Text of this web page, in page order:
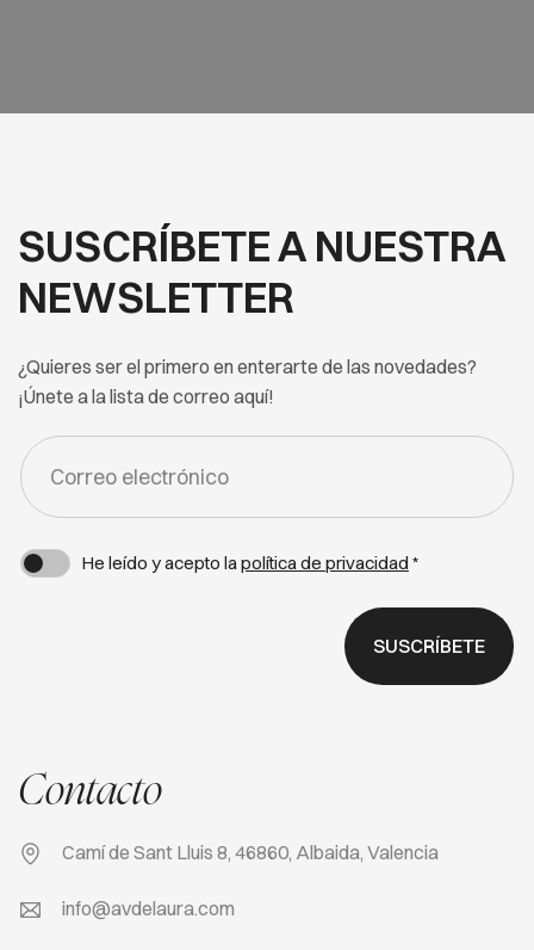
SUSCRÍBETE A NUESTRA
NEWSLETTER
¿Quieres ser el primero en enterarte de las novedades?
¡Únete a la lista de correo aquí!
FORM
-
NEWSLETTER
He leído y acepto la política de privacidad *
SUSCRÍBETE
Contacto
Camí de Sant Lluis 8, 46860, Albaida, Valencia
info@avdelaura.com